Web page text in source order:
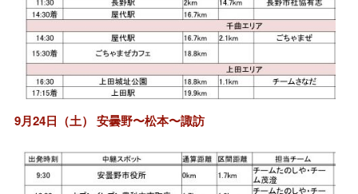
9月24日（土） 安曇野〜松本〜諏訪